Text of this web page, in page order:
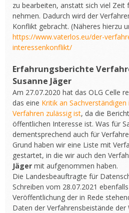
zu bearbeiten, anstatt sich viel Zeit
nehmen. Dadurch wird der
Konflikt gebracht. (Näheres hierzu
https://www.vaterlos.eu/der-
interessenkonflikt/
Erfahrungsberichte
Susanne Jäger
Am 27.07.2020 hat das OLG Celle
das eine Kritik an
Verfahren zulässig ist, da die
öffentlichen Interesse ist. Was für
dementsprechend auch für
Grund haben wir eine Liste mit
gestartet, in die wir auch den
Jäger mit aufgenommen haben.
Die Landesbeauftragte für
Schreiben vom 28.07.2021
Veröffentlichung der in Rede
Daten der Verfahrensbeistände der